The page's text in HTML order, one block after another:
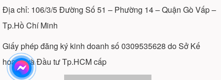
Địa chỉ: 106/3/5 Đường Số 51 – Phường 14 – Quận Gò Vấp –
Tp.Hồ Chí Minh
Giấy phép đăng ký kinh doanh số 0309535628 do Sở Kế
hoạch và Đầu tư Tp.HCM cấp